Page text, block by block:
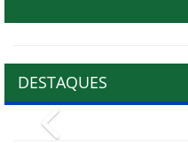
DESTAQUES